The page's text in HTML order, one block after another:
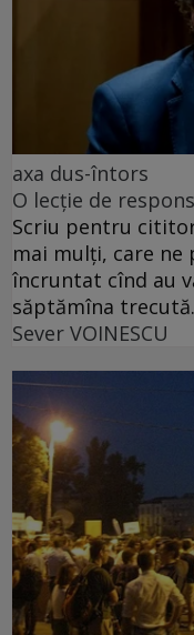
axa dus-întors
O lecție de
Scriu pentru
mai mulți, care ne
încruntat cînd au
săptămîna trecută.
Sever VOINESCU